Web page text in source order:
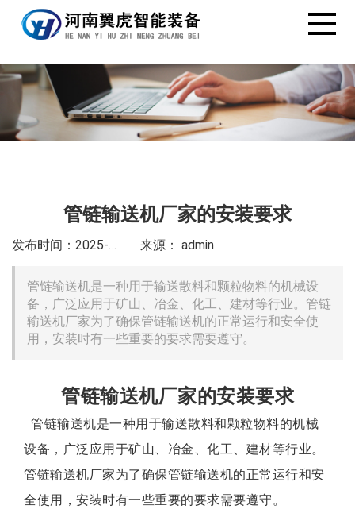
管链输送机厂家的安装要求
发布时间：2025-6-25 来源： admin
管链输送机是一种用于输送散料和颗粒物料的机械设
备，广泛应用于矿山、冶金、化工、建材等行业。管链
输送机厂家为了确保管链输送机的正常运行和安全使
用，安装时有一些重要的要求需要遵守。
管链输送机厂家的安装要求
管链输送机是一种用于输送散料和颗粒物料的机械
设备，广泛应用于矿山、冶金、化工、建材等行业。
管链输送机厂家为了确保管链输送机的正常运行和安
全使用，安装时有一些重要的要求需要遵守。